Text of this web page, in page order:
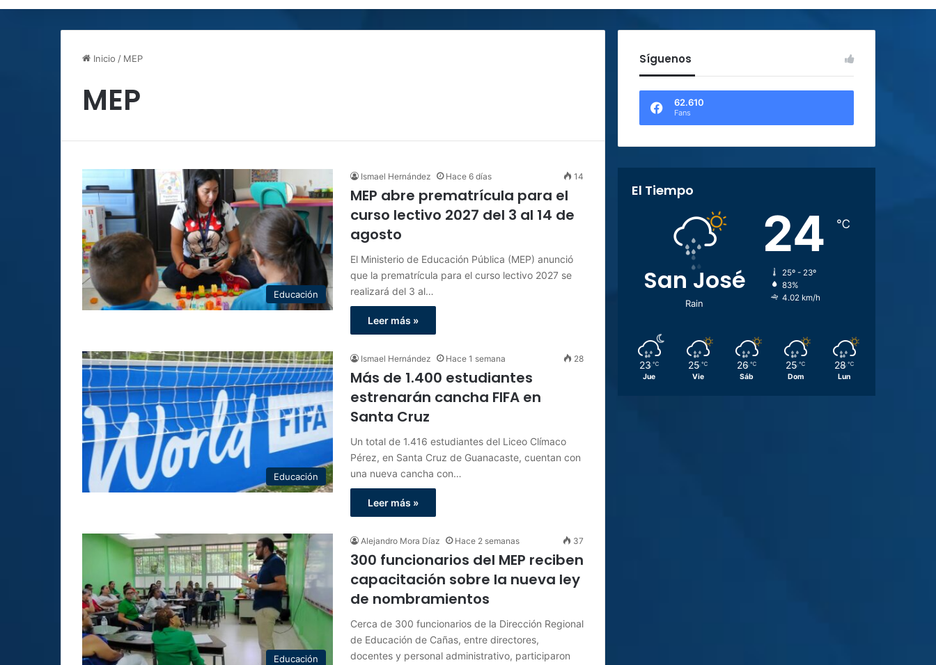
Inicio / MEP
MEP
Educación
Ismael Hernández Hace 6 días 14
MEP abre prematrícula para el
curso lectivo 2027 del 3 al 14 de
agosto
El Ministerio de Educación Pública (MEP) anunció
que la prematrícula para el curso lectivo 2027 se
realizará del 3 al…
Leer más »
Educación
Ismael Hernández Hace 1 semana 28
Más de 1.400 estudiantes
estrenarán cancha FIFA en
Santa Cruz
Un total de 1.416 estudiantes del Liceo Clímaco
Pérez, en Santa Cruz de Guanacaste, cuentan con
una nueva cancha con…
Leer más »
Educación
Alejandro Mora Díaz Hace 2 semanas 37
300 funcionarios del MEP reciben
capacitación sobre la nueva ley
de nombramientos
Cerca de 300 funcionarios de la Dirección Regional
de Educación de Cañas, entre directores,
docentes y personal administrativo, participaron
Síguenos
62.610
Fans
El Tiempo
San José
Rain
24 ℃
25º - 23º
83%
4.02 km/h
23 ℃
Jue
25 ℃
Vie
26 ℃
Sáb
25 ℃
Dom
28 ℃
Lun